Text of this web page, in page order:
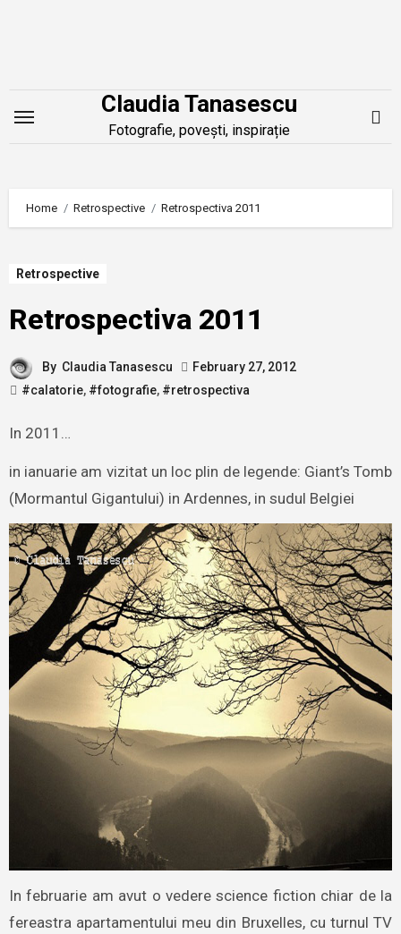
Claudia Tanasescu
Fotografie, povești, inspirație
Home Retrospective Retrospectiva 2011
Retrospective
Retrospectiva 2011
By Claudia Tanasescu
February 27, 2012
#calatorie, #fotografie, #retrospectiva
In 2011…
in ianuarie am vizitat un loc plin de legende: Giant’s Tomb
(Mormantul Gigantului) in Ardennes, in sudul Belgiei
In februarie am avut o vedere science fiction chiar de la
fereastra apartamentului meu din Bruxelles, cu turnul TV